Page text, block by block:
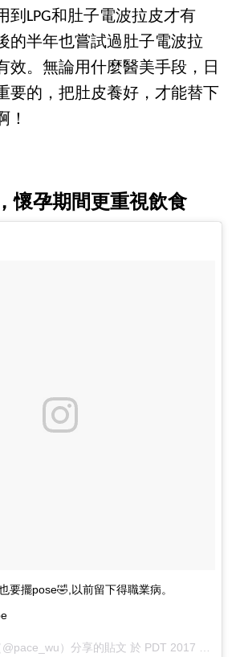
到LPG和肚子電波拉皮才有
的半年也嘗試過肚子電波拉
效。無論用什麼醫美手段，日
要的，把肚皮養好，才能替下
！
懷孕期間更重視飲食
要擺pose🤣,以前留下得職業病。
@pace_wu）分享的貼文 於 PDT 2017 年 6月 月 18 日 上午 6:39